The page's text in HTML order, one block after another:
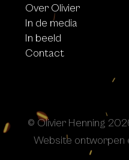
Over Olivier
In de media
In beeld
Contact
© Olivier Henning
Website ontworpen